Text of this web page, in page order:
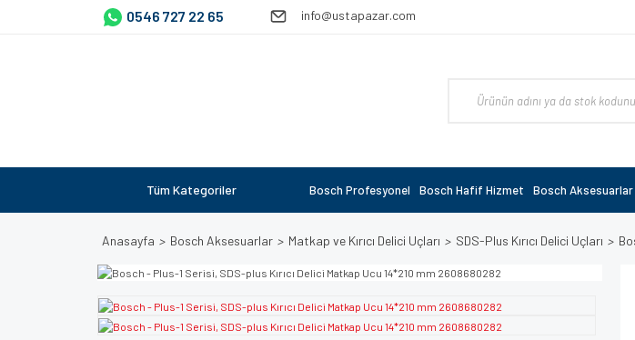
0546 727 22 65 info@ustapazar.com
Tüm Kategoriler Bosch Profesyonel Bosch Hafif Hizmet Bosch Aksesuarlar
Anasayfa Bosch Aksesuarlar Matkap ve Kırıcı Delici Uçları SDS-Plus Kırıcı Delici Uçları